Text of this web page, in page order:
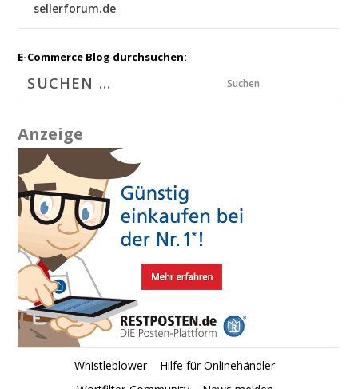
sellerforum.de
E-Commerce Blog durchsuchen:
Suchen
Anzeige
Whistleblower
Hilfe für Onlinehändler